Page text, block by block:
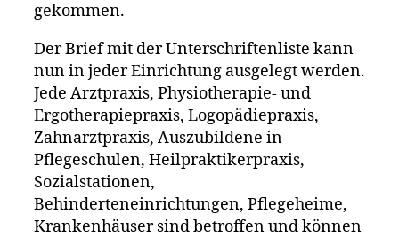
gekommen.
Der Brief mit der Unterschriftenliste kann
nun in jeder Einrichtung ausgelegt werden.
Jede Arztpraxis, Physiotherapie- und
Ergotherapiepraxis, Logopädiepraxis,
Zahnarztpraxis, Auszubildene in
Pflegeschulen, Heilpraktikerpraxis,
Sozialstationen,
Behinderteneinrichtungen, Pflegeheime,
Krankenhäuser sind betroffen und können